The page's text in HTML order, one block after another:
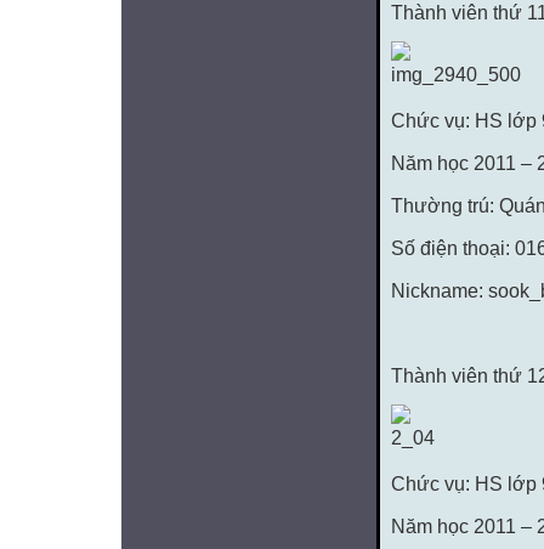
Thành viên thứ
Chức vụ: HS lớp
Năm học 2011 –
Thường trú:
Số điện thoại:
Nickname:
Thành viên thứ
Chức vụ: HS lớp
Năm học 2011 –